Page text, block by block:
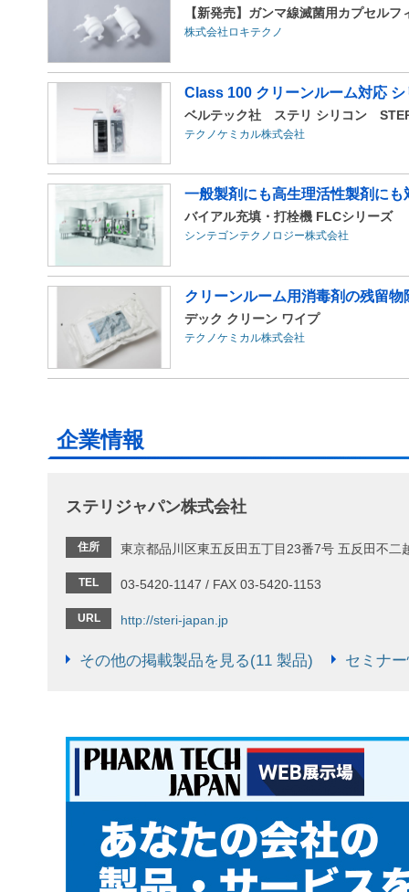
【新発売】ガンマ線滅菌用カプセル
株式会社ロキテクノ
Class 100 クリーンルーム対応
ベルテック社 ステリ シリコン
テクノケミカル株式会社
一般製剤にも高生理活性製剤にも
バイアル充填・打栓機 FLCシリーズ
シンテゴンテクノロジー株式会社
クリーンルーム用消毒剤の残留物
デック クリーン ワイプ
テクノケミカル株式会社
企業情報
ステリジャパン株式会社
住所 東京都品川区東五反田五丁目23番7号 五反田不二
TEL 03-5420-1147 / FAX 03-5420-1153
URL http://steri-japan.jp
その他の掲載製品を見る(11 製品) セミナ